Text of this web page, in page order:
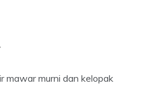
mawar murni dan kelopak